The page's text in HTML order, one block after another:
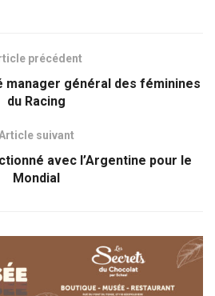
précédent
manager général des féminines
du Racing
suivant
avec l’Argentine pour le
Mondial